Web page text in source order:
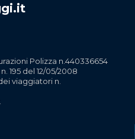
Polizza n.440336654
195 del 12/05/2008
viaggiatori n.